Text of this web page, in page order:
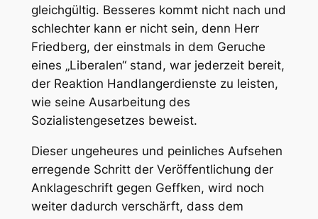
gleichgültig. Besseres kommt nicht nach und
schlechter kann er nicht sein, denn Herr
Friedberg, der einstmals in dem Geruche
eines „Liberalen“ stand, war jederzeit bereit,
der Reaktion Handlangerdienste zu leisten,
wie seine Ausarbeitung des
Sozialistengesetzes beweist.
Dieser ungeheures und peinliches Aufsehen
erregende Schritt der Veröffentlichung der
Anklageschrift gegen Geffken, wird noch
weiter dadurch verschärft, dass dem